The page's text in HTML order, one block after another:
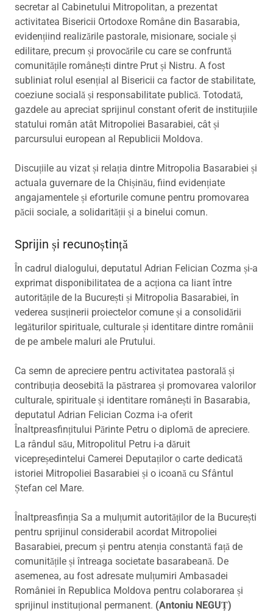
secretar al Cabinetului Mitropolitan, a prezentat
activitatea Bisericii Ortodoxe Române din Basarabia,
evidențiind realizările pastorale, misionare, sociale și
edilitare, precum și provocările cu care se confruntă
comunitățile românești dintre Prut și Nistru. A fost
subliniat rolul esențial al Bisericii ca factor de stabilitate,
coeziune socială și responsabilitate publică. Totodată,
gazdele au apreciat sprijinul constant oferit de instituțiile
statului român atât Mitropoliei Basarabiei, cât și
parcursului european al Republicii Moldova.
Discuțiile au vizat și relația dintre Mitropolia Basarabiei și
actuala guvernare de la Chișinău, fiind evidențiate
angajamentele și eforturile comune pentru promovarea
păcii sociale, a solidarității și a binelui comun.
Sprijin și recunoștință
În cadrul dialogului, deputatul Adrian Felician Cozma și-a
exprimat disponibilitatea de a acționa ca liant între
autoritățile de la București și Mitropolia Basarabiei, în
vederea susținerii proiectelor comune și a consolidării
legăturilor spirituale, culturale și identitare dintre românii
de pe ambele maluri ale Prutului.
Ca semn de apreciere pentru activitatea pastorală și
contribuția deosebită la păstrarea și promovarea valorilor
culturale, spirituale și identitare românești în Basarabia,
deputatul Adrian Felician Cozma i-a oferit
Înaltpreasfințitului Părinte Petru o diplomă de apreciere.
La rândul său, Mitropolitul Petru i-a dăruit
vicepreședintelui Camerei Deputaților o carte dedicată
istoriei Mitropoliei Basarabiei și o icoană cu Sfântul
Ștefan cel Mare.
Înaltpreasfinția Sa a mulțumit autorităților de la București
pentru sprijinul considerabil acordat Mitropoliei
Basarabiei, precum și pentru atenția constantă față de
comunitățile și întreaga societate basarabeană. De
asemenea, au fost adresate mulțumiri Ambasadei
României în Republica Moldova pentru colaborarea și
sprijinul instituțional permanent. (Antoniu NEGUȚ)